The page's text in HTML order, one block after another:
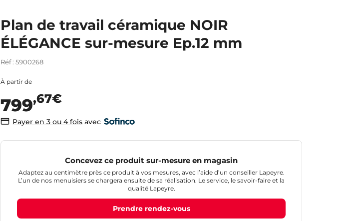
Plan de travail céramique NOIR
ÉLÉGANCE sur-mesure Ep.12 mm
Réf : 5900268
À partir de
799,67€
Payer en 3 ou 4 fois avec
Concevez ce produit sur-mesure en magasin
Adaptez au centimètre près ce produit à vos mesures, avec l’aide d’un conseiller Lapeyre.
L’un de nos menuisiers se chargera ensuite de sa réalisation. Le service, le savoir-faire et la
qualité Lapeyre.
Prendre rendez-vous